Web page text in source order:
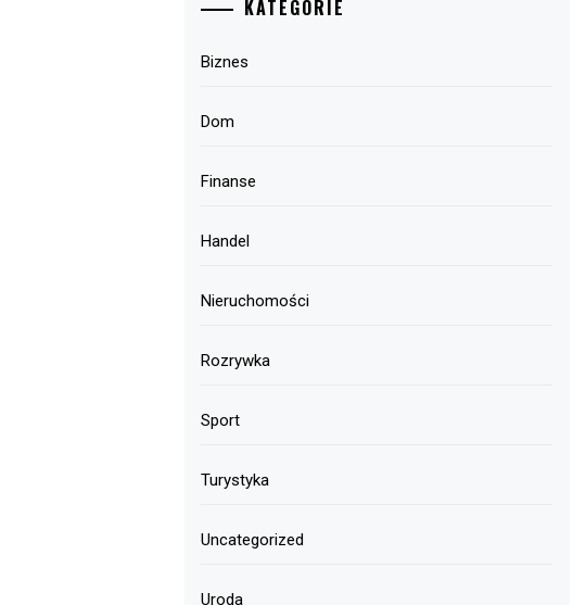
KATEGORIE
Biznes
Dom
Finanse
Handel
Nieruchomości
Rozrywka
Sport
Turystyka
Uncategorized
Uroda